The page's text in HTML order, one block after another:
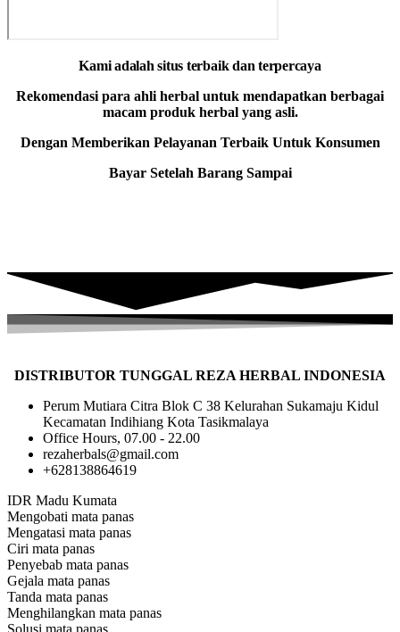
Kami adalah situs terbaik dan terpercaya
Rekomendasi para ahli herbal untuk mendapatkan berbagai
macam produk herbal yang asli.
Dengan Memberikan Pelayanan Terbaik Untuk Konsumen
Bayar Setelah Barang Sampai
DISTRIBUTOR TUNGGAL REZA HERBAL INDONESIA
Perum Mutiara Citra Blok C 38 Kelurahan Sukamaju Kidul
Kecamatan Indihiang Kota Tasikmalaya
Office Hours, 07.00 - 22.00
rezaherbals@gmail.com
+628138864619
IDR Madu Kumata
Mengobati mata panas
Mengatasi mata panas
Ciri mata panas
Penyebab mata panas
Gejala mata panas
Tanda mata panas
Menghilangkan mata panas
Solusi mata panas